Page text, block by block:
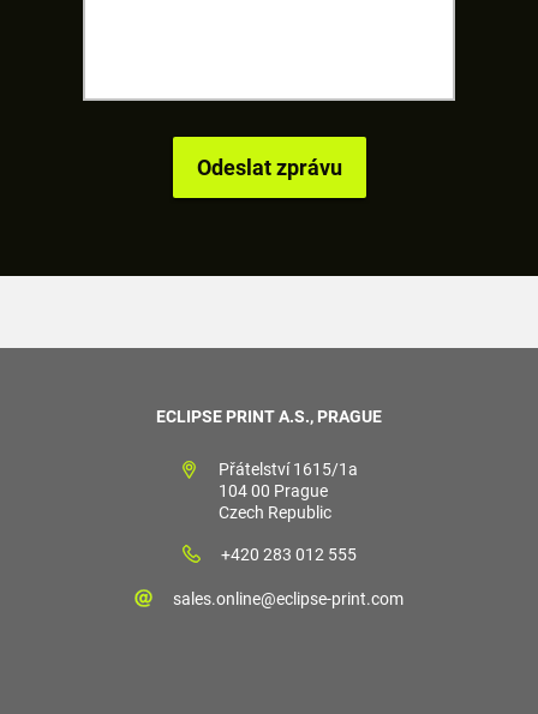
ECLIPSE PRINT A.S., PRAGUE
Přátelství 1615/1a
104 00 Prague
Czech Republic
+420 283 012 555
sales.online@eclipse-print.com